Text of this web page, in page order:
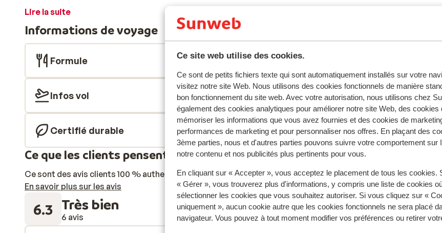
Ce site web utilise des cookies.
Ce sont de petits fichiers texte qui sont automatiquement installés sur votre
visitez notre site Web. Nous utilisons des cookies fonctionnels de manière
bon fonctionnement du site web. Avec votre autorisation, nous utilisons chez
également des cookies analytiques pour améliorer notre site Web, des cookies
mémoriser les informations que vous avez fournies et des cookies de
performances de marketing et pour personnaliser nos offres. En plaçant des
3ème parties, nous et d'autres parties pouvons suivre votre comportement sur
notre contenu et nos publicités plus pertinents pour vous.
En cliquant sur « Accepter », vous acceptez le placement de tous les cookies.
« Gérer », vous trouverez plus d'informations, y compris une liste de cookies
sélectionner les cookies que vous souhaitez autoriser. Si vous cliquez sur «
uniquement », aucun cookie autre que les cookies fonctionnels ne sera placé
navigateur. Vous pouvez à tout moment modifier vos préférences ou retirer
vous pourrez vous prélasser au soleil en famille, et siroter de délicieux cocktails au bar. Les
enfants ne seront pas en reste avec les divers jeux ludiques organisés et la jolie pataugeoire
colorée. Des activités pour les adultes sont également proposées tout au long du séjour. Bon
séjour!
Lire la suite
Informations de voyage
Formule
Infos vol
Certifié durable
Ce que les clients pensent
Ce sont des avis clients 100 % authentiques qui reflètent fidèlement leur expérience avec notre produit.
En savoir plus sur les avis
6.3 Très bien
6 avis Réservé principalement